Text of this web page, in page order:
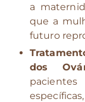
a
que a
futuro
dos